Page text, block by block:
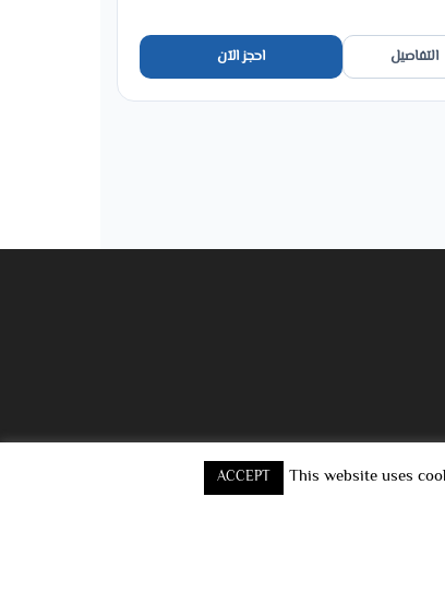
التفاصيل احجز الآن
This website uses
ACCEPT